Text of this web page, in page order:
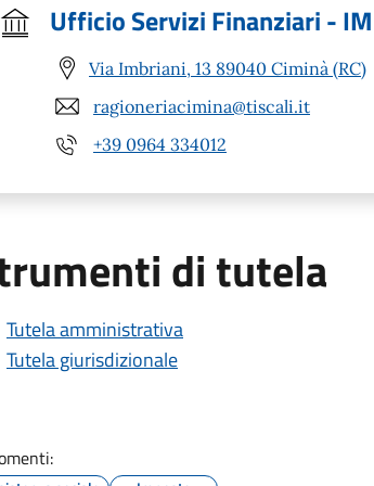
Ufficio Servizi Finanziari -
Via Imbriani, 13 89040 Ciminà (RC)
ragioneriacimina@tiscali.it
+39 0964 334012
di tutela
Tutela amministrativa
Tutela giurisdizionale